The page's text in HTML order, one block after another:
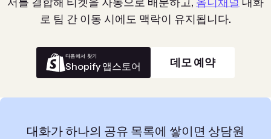
로 팀 간 이동 시에도 맥락이 유지됩니다.
다음에서 찾기
Shopify 앱스토어 데모 예약
대화가 하나의 공유 목록에 쌓이면 상담원